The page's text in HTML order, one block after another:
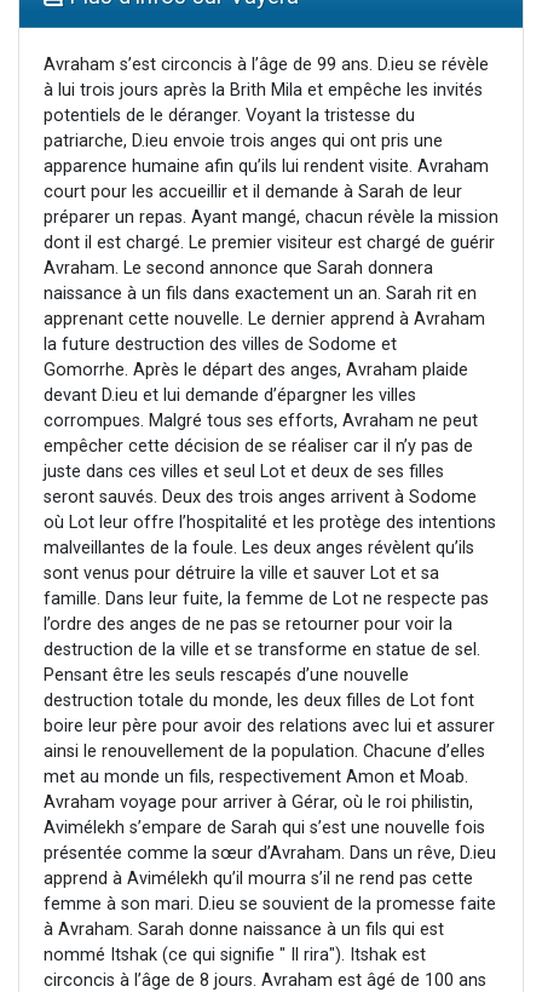
3 personnes viennent de nous rejoindre sur WhatsApp
3 personnes viennent de faire un don pour 5 jours de vacances aux Orphelins
Odaya vient de donner son Maasser
2 personnes viennent de faire un don pour Tsédaka : pauvres d'Israel
Avraham s’est circoncis à l’âge de 99 ans. D.ieu se révèle
à lui trois jours après la Brith Mila et empêche les invités
potentiels de le déranger. Voyant la tristesse du
patriarche, D.ieu envoie trois anges qui ont pris une
apparence humaine afin qu’ils lui rendent visite. Avraham
court pour les accueillir et il demande à Sarah de leur
préparer un repas. Ayant mangé, chacun révèle la mission
dont il est chargé. Le premier visiteur est chargé de guérir
Avraham. Le second annonce que Sarah donnera
naissance à un fils dans exactement un an. Sarah rit en
apprenant cette nouvelle. Le dernier apprend à Avraham
la future destruction des villes de Sodome et
Gomorrhe. Après le départ des anges, Avraham plaide
devant D.ieu et lui demande d’épargner les villes
corrompues. Malgré tous ses efforts, Avraham ne peut
empêcher cette décision de se réaliser car il n’y pas de
juste dans ces villes et seul Lot et deux de ses filles
seront sauvés. Deux des trois anges arrivent à Sodome
où Lot leur offre l’hospitalité et les protège des intentions
malveillantes de la foule. Les deux anges révèlent qu’ils
sont venus pour détruire la ville et sauver Lot et sa
famille. Dans leur fuite, la femme de Lot ne respecte pas
l’ordre des anges de ne pas se retourner pour voir la
destruction de la ville et se transforme en statue de sel.
Pensant être les seuls rescapés d’une nouvelle
destruction totale du monde, les deux filles de Lot font
boire leur père pour avoir des relations avec lui et assurer
ainsi le renouvellement de la population. Chacune d’elles
met au monde un fils, respectivement Amon et Moab.
Avraham voyage pour arriver à Gérar, où le roi philistin,
Avimélekh s’empare de Sarah qui s’est une nouvelle fois
présentée comme la sœur d’Avraham. Dans un rêve, D.ieu
apprend à Avimélekh qu’il mourra s’il ne rend pas cette
femme à son mari. D.ieu se souvient de la promesse faite
à Avraham. Sarah donne naissance à un fils qui est
nommé Itshak (ce qui signifie " Il rira"). Itshak est
circoncis à l’âge de 8 jours. Avraham est âgé de 100 ans